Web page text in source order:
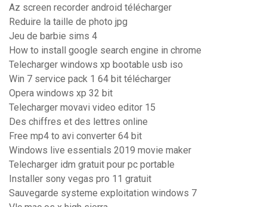
Az screen recorder android télécharger
Reduire la taille de photo jpg
Jeu de barbie sims 4
How to install google search engine in chrome
Telecharger windows xp bootable usb iso
Win 7 service pack 1 64 bit télécharger
Opera windows xp 32 bit
Telecharger movavi video editor 15
Des chiffres et des lettres online
Free mp4 to avi converter 64 bit
Windows live essentials 2019 movie maker
Telecharger idm gratuit pour pc portable
Installer sony vegas pro 11 gratuit
Sauvegarde systeme exploitation windows 7